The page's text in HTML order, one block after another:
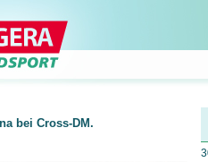
bei Cross-DM.